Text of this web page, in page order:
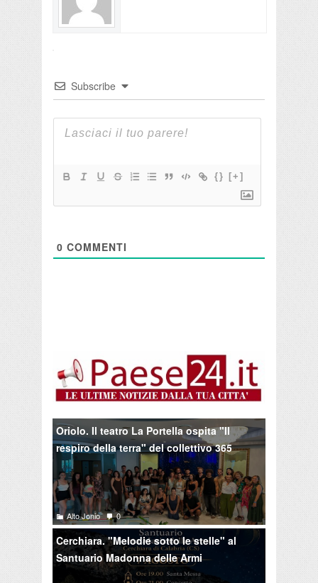
Subscribe
{} [+]
0 COMMENTI
Oriolo. Il teatro La Portella ospita "Il
respiro della terra" del collettivo 365
Alto Jonio 0
Cerchiara. "Melodie sotto le stelle" al
Santuario Madonna delle Armi